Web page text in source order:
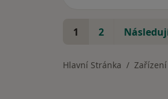
1 2
Hlavní Stránka Zařízení